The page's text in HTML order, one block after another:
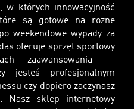
w których innowacyjność
są gotowe na rożne
weekendowe wypady za
oferuje sprzęt sportowy
zaawansowania —
jesteś profesjonalnym
czy dopiero zaczynasz
Nasz sklep internetowy